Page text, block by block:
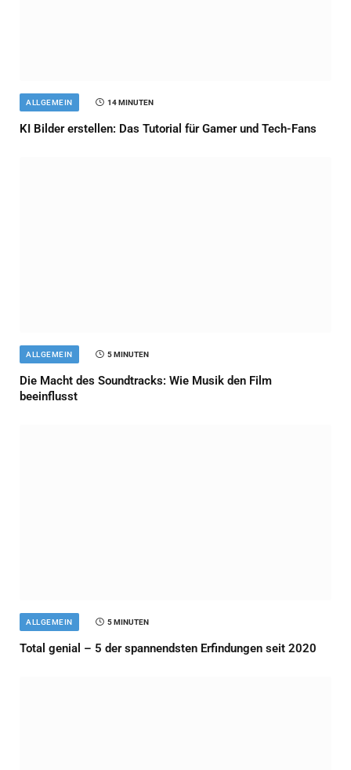
ALLGEMEIN 14 MINUTEN
KI Bilder erstellen: Das Tutorial für Gamer und Tech-Fans
ALLGEMEIN 5 MINUTEN
Die Macht des Soundtracks: Wie Musik den Film
beeinflusst
ALLGEMEIN 5 MINUTEN
Total genial – 5 der spannendsten Erfindungen seit 2020